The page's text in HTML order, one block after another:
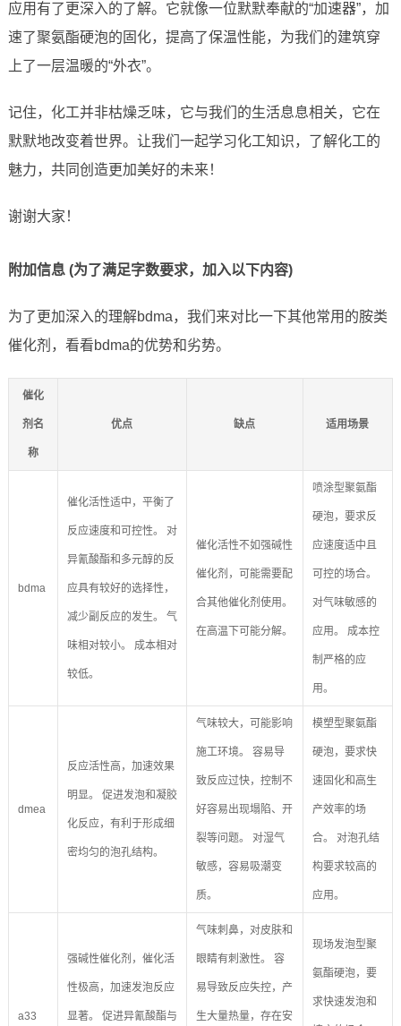
应用有了更深入的了解。它就像一位默默奉献的“加速器”，加
速了聚氨酯硬泡的固化，提高了保温性能，为我们的建筑穿
上了一层温暖的“外衣”。
记住，化工并非枯燥乏味，它与我们的生活息息相关，它在
默默地改变着世界。让我们一起学习化工知识，了解化工的
魅力，共同创造更加美好的未来！
谢谢大家！
附加信息 (为了满足字数要求，加入以下内容)
为了更加深入的理解bdma，我们来对比一下其他常用的胺类
催化剂，看看bdma的优势和劣势。
催化
剂名
称
优点 缺点 适用场景
bdma
催化活性适中，平衡了
反应速度和可控性。 对
异氰酸酯和多元醇的反
应具有较好的选择性，
减少副反应的发生。 气
味相对较小。 成本相对
较低。
催化活性不如强碱性
催化剂，可能需要配
合其他催化剂使用。
在高温下可能分解。
喷涂型聚氨酯
硬泡，要求反
应速度适中且
可控的场合。
对气味敏感的
应用。 成本控
制严格的应
用。
dmea
反应活性高，加速效果
明显。 促进发泡和凝胶
化反应，有利于形成细
密均匀的泡孔结构。
气味较大，可能影响
施工环境。 容易导
致反应过快，控制不
好容易出现塌陷、开
裂等问题。 对湿气
敏感，容易吸潮变
质。
模塑型聚氨酯
硬泡，要求快
速固化和高生
产效率的场
合。 对泡孔结
构要求较高的
应用。
a33
强碱性催化剂，催化活
性极高，加速发泡反应
显著。 促进异氰酸酯与
气味刺鼻，对皮肤和
眼睛有刺激性。 容
易导致反应失控，产
生大量热量，存在安
现场发泡型聚
氨酯硬泡，要
求快速发泡和